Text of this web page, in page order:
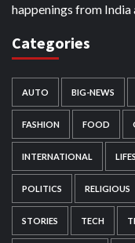
happenings from
Categories
AUTO BIG-NEWS
FASHION FOOD
INTERNATIONAL
POLITICS RELIGIOUS
STORIES TECH